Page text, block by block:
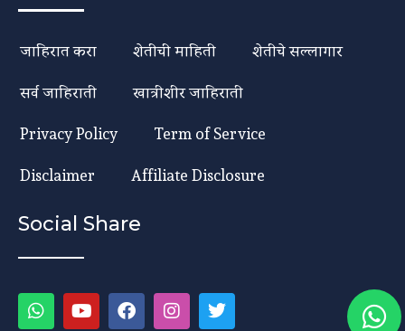
जाहिरात करा शेतीची माहिती
शेतीचे सल्लागार
सर्व जाहिराती
खात्रीशीर जाहिराती
Privacy Policy
Term of Service
Disclaimer
Affiliate Disclosure
Social Share